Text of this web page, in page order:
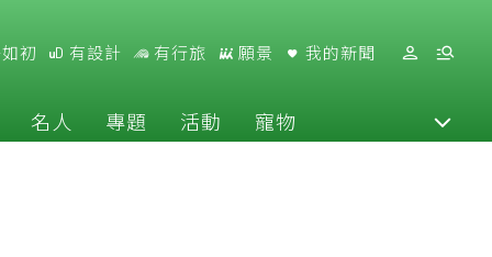
初 有設計 有行旅 願景 我的新聞
名人 專題 活動 寵物